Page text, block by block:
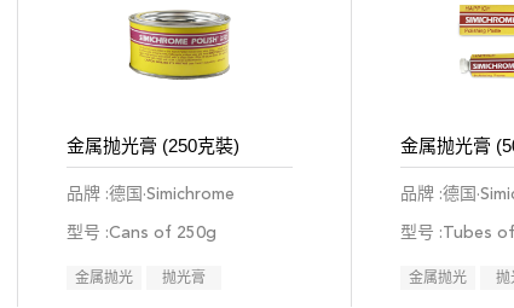
金属抛光膏 (250克裝)
品牌 :德国·Simichrome
型号 :Cans of 250g
金属抛光 抛光膏
金属抛光膏
品牌 :德国
型号 :Tubes
金属抛光 抛